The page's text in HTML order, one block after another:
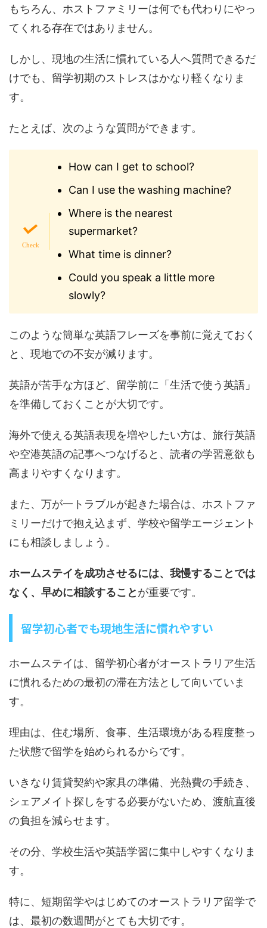
もちろん、ホストファミリーは何でも代わりにやっ
てくれる存在ではありません。
しかし、現地の生活に慣れている人へ質問できるだ
けでも、留学初期のストレスはかなり軽くなりま
す。
たとえば、次のような質問ができます。
How can I get to school?
Can I use the washing machine?
Where is the nearest
supermarket?
What time is dinner?
Could you speak a little more
slowly?
このような簡単な英語フレーズを事前に覚えておく
と、現地での不安が減ります。
英語が苦手な方ほど、留学前に「生活で使う英語」
を準備しておくことが大切です。
海外で使える英語表現を増やしたい方は、旅行英語
や空港英語の記事へつなげると、読者の学習意欲も
高まりやすくなります。
また、万が一トラブルが起きた場合は、ホストファ
ミリーだけで抱え込まず、学校や留学エージェント
にも相談しましょう。
ホームステイを成功させるには、我慢することでは
なく、早めに相談することが重要です。
留学初心者でも現地生活に慣れやすい
ホームステイは、留学初心者がオーストラリア生活
に慣れるための最初の滞在方法として向いていま
す。
理由は、住む場所、食事、生活環境がある程度整っ
た状態で留学を始められるからです。
いきなり賃貸契約や家具の準備、光熱費の手続き、
シェアメイト探しをする必要がないため、渡航直後
の負担を減らせます。
その分、学校生活や英語学習に集中しやすくなりま
す。
特に、短期留学やはじめてのオーストラリア留学で
は、最初の数週間がとても大切です。